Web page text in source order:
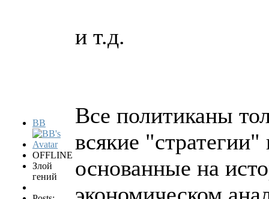
BB
OFFLINE
Злой
гений
и т.д.
Все политиканы
всякие
основанные на